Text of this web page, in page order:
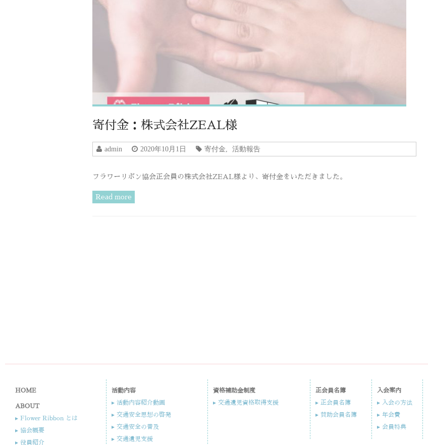
寄付金：株式会社ZEAL様
admin 2020年10月1日 寄付金 活動報告
フラワーリボン協会正会員の株式会社ZEAL様より、寄付金をいただきました。
Read more
HOME
ABOUT
▸ Flower Ribbon とは
▸ 協会概要
▸ 役員紹介​​
活動内容
▸ 活動内容紹介動画
▸ 交通安全思想の啓発
▸ 交通安全の普及
▸ 交通遺児支援​
資格補助金制度
▸ 交通遺児資格取得支援
正会員名簿
▸ 正会員名簿
▸ 賛助会員名簿
入会案内​
▸ 入会の方法​
▸ 年会費
▸ 会員特典